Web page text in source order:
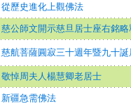
從歷史進化上觀佛法
慈公師文開示慈旦居士座右銘略
慈航菩薩圓寂三十週年暨九十
敬悼周夫人楊慧卿老居士
新疆急需佛法